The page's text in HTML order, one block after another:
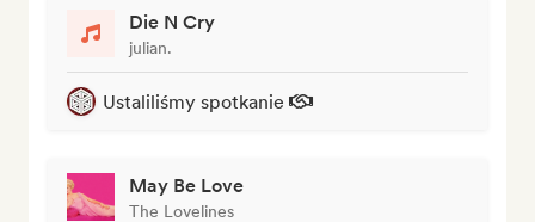
Die N Cry
julian.
Ustaliliśmy spotkanie
May Be Love
The Lovelines